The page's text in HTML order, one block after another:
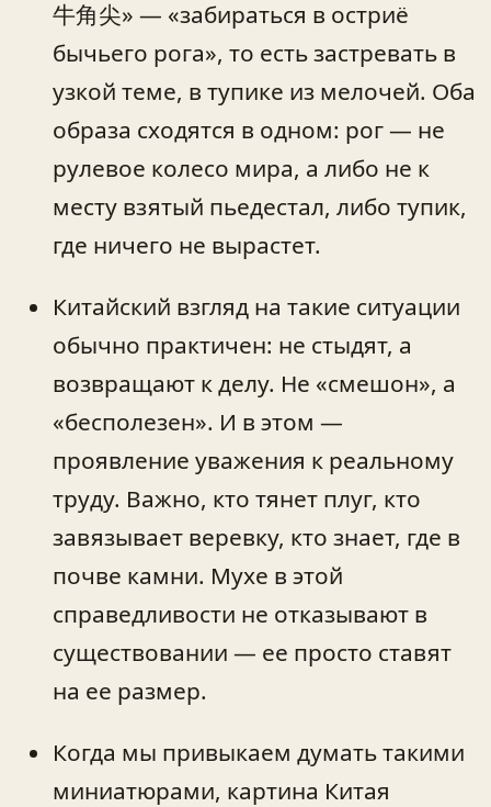
牛角尖» — «забираться в остриё
бычьего рога», то есть застревать в
узкой теме, в тупике из мелочей. Оба
образа сходятся в одном: рог — не
рулевое колесо мира, а либо не к
месту взятый пьедестал, либо тупик,
где ничего не вырастет.
Китайский взгляд на такие ситуации
обычно практичен: не стыдят, а
возвращают к делу. Не «смешон», а
«бесполезен». И в этом —
проявление уважения к реальному
труду. Важно, кто тянет плуг, кто
завязывает веревку, кто знает, где в
почве камни. Мухе в этой
справедливости не отказывают в
существовании — ее просто ставят
на ее размер.
Когда мы привыкаем думать такими
миниатюрами, картина Китая